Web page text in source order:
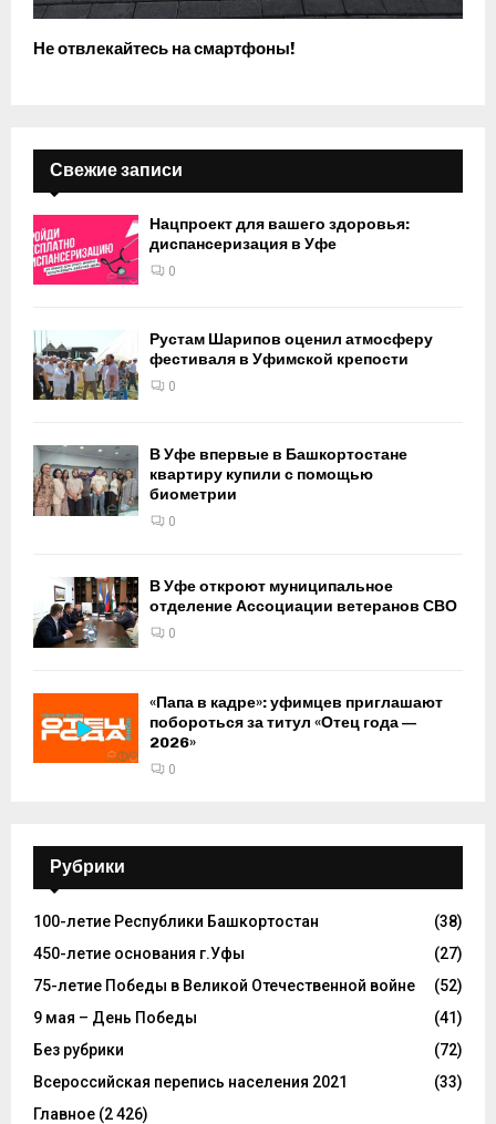
Не отвлекайтесь на смартфоны!
Свежие записи
Нацпроект для вашего здоровья:
диспансеризация в Уфе
0
Рустам Шарипов оценил атмосферу
фестиваля в Уфимской крепости
0
В Уфе впервые в Башкортостане
квартиру купили с помощью
биометрии
0
В Уфе откроют муниципальное
отделение Ассоциации ветеранов СВО
0
«Папа в кадре»: уфимцев приглашают
побороться за титул «Отец года —
2026»
0
Рубрики
100-летие Республики Башкортостан
(38)
450-летие основания г.Уфы
(27)
75-летие Победы в Великой Отечественной войне
(52)
9 мая – День Победы
(41)
Без рубрики
(72)
Всероссийская перепись населения 2021
(33)
Главное (2 426)